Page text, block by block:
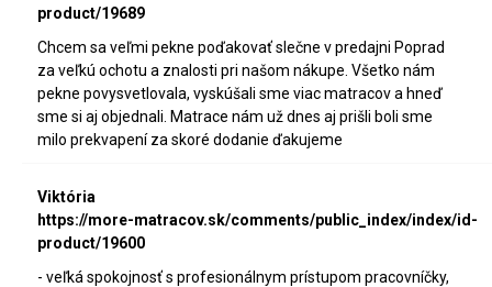
product/19689
Chcem sa veľmi pekne poďakovať slečne v predajni Poprad
za veľkú ochotu a znalosti pri našom nákupe. Všetko nám
pekne povysvetlovala, vyskúšali sme viac matracov a hneď
sme si aj objednali. Matrace nám už dnes aj prišli boli sme
milo prekvapení za skoré dodanie ďakujeme
Viktória
https://more-matracov.sk/comments/public_index/index/id-
product/19600
- veľká spokojnosť s profesionálnym prístupom pracovníčky,